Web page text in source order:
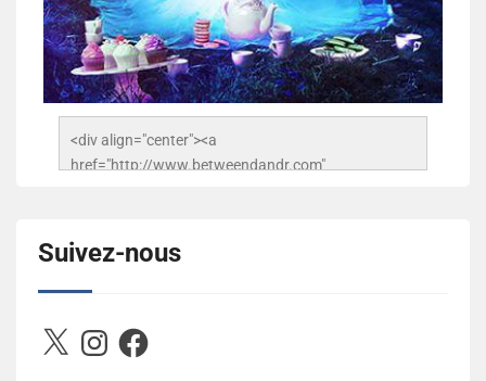
<div align="center"><a
href="http://www.betweendandr.com"
503716673157532-2788222864243652657-n.jpg"
alt="Between D&R" style="border:none;" /></a>
</div>
Suivez-nous
X InstagramFacebook